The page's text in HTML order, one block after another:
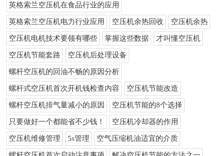
英格索兰空压机在食品行业的应用
英格索兰空压机电力行业应用 空压机余热回收 空压机余热
空压机电机技术要领有哪些 掌握这些数据 才叫懂空压机
空压机节能套路 空压机后处理设备
螺杆空压机的回油不畅的原因分析
螺杆式空压机首次开机钱检查内容 空压机节能改造
螺杆空压机排气量减小的原因 空压机节能的8个选择
只要做好一个都能省不少钱！ 空压机冷却器的作用
空压机维修管理 5s管理 空气压缩机油适宜的介质